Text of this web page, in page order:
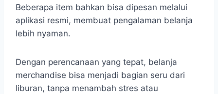
Beberapa item bahkan bisa dipesan melalui
aplikasi resmi, membuat pengalaman belanja
lebih nyaman.
Dengan perencanaan yang tepat, belanja
merchandise bisa menjadi bagian seru dari
liburan, tanpa menambah stres atau